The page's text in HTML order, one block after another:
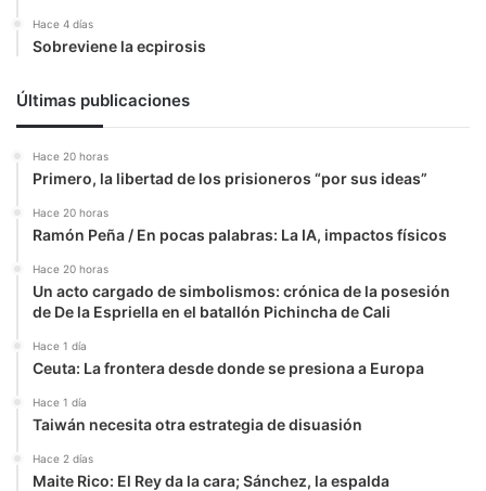
Hace 4 días
Sobreviene la ecpirosis
Últimas publicaciones
Hace 20 horas
Primero, la libertad de los prisioneros “por sus ideas”
Hace 20 horas
Ramón Peña / En pocas palabras: La IA, impactos físicos
Hace 20 horas
Un acto cargado de simbolismos: crónica de la posesión
de De la Espriella en el batallón Pichincha de Cali
Hace 1 día
Ceuta: La frontera desde donde se presiona a Europa
Hace 1 día
Taiwán necesita otra estrategia de disuasión
Hace 2 días
Maite Rico: El Rey da la cara; Sánchez, la espalda